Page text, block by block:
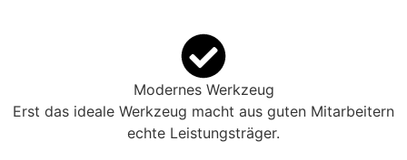
Modernes Werkzeug
Erst das ideale Werkzeug macht aus guten Mitarbeitern
echte Leistungsträger.